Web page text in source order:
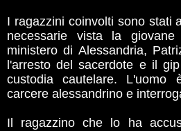
I ragazzini coinvolti sono stati
necessarie vista la
ministero di Alessandria,
l'arresto del sacerdote e il
custodia cautelare. L'uomo
carcere alessandrino e
Il ragazzino che lo ha